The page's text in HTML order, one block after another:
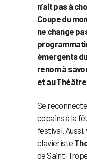
n’ait pas à
Coupe du
ne change
émergents
renom à
et au
Se
copains à la
festival. Aussi,
clavieriste
de Saint-